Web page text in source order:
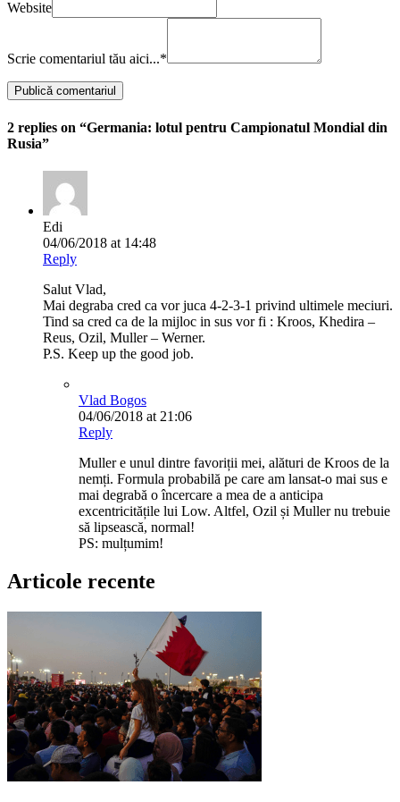
Website
Scrie comentariul tău aici...*
2 replies on “Germania: lotul pentru Campionatul Mondial din
Rusia”
Edi
04/06/2018 at 14:48
Reply
Salut Vlad,
Mai degraba cred ca vor juca 4-2-3-1 privind ultimele meciuri.
Tind sa cred ca de la mijloc in sus vor fi : Kroos, Khedira –
Reus, Ozil, Muller – Werner.
P.S. Keep up the good job.
Vlad Bogos
04/06/2018 at 21:06
Reply
Muller e unul dintre favoriții mei, alături de Kroos de la
nemți. Formula probabilă pe care am lansat-o mai sus e
mai degrabă o încercare a mea de a anticipa
excentricitățile lui Low. Altfel, Ozil și Muller nu trebuie
să lipsească, normal!
PS: mulțumim!
Articole recente